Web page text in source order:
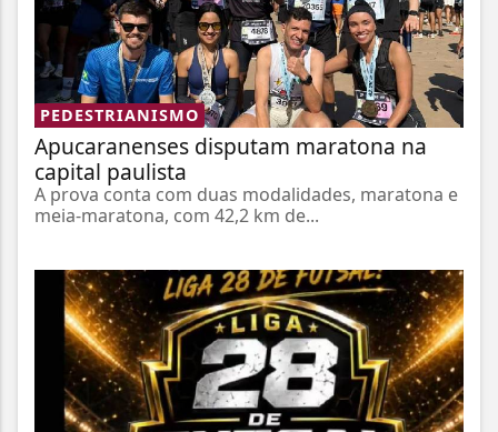
PEDESTRIANISMO
Apucaranenses disputam maratona na
capital paulista
A prova conta com duas modalidades, maratona e
meia-maratona, com 42,2 km de...